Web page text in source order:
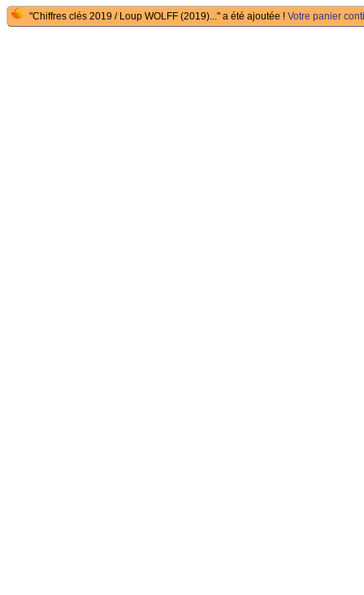
"Chiffres clés 2019 / Loup WOLFF (2019)..." a été ajoutée ! Votre panier